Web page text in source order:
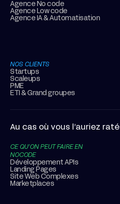
Agence No code
Agence Low code
Agence IA & Automatisation
NOS CLIENTS
Startups
Scaleups
PME
ETI & Grand groupes
Au cas où vous l’auriez raté
CE QU’ON PEUT FAIRE EN
NOCODE
Développement APIs
Landing Pages
Site Web Complexes
Marketplaces